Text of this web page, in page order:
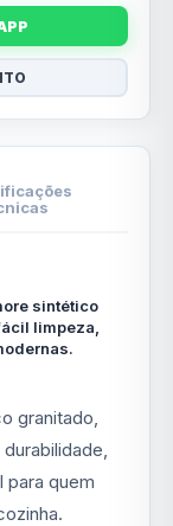
sintético
limpeza,
granitado,
para quem